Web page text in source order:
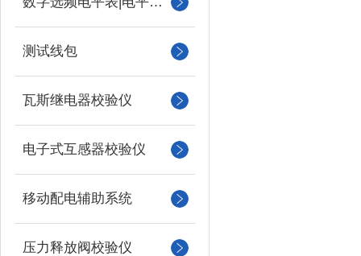
测试线包
瓦斯继电器校验仪
电子式互感器校验仪
移动配电辅助系统
压力释放阀校验仪